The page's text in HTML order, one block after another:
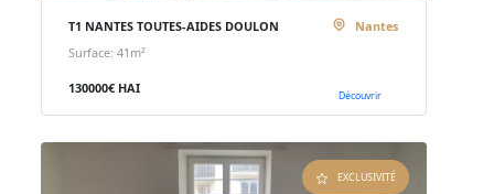
T1 NANTES TOUTES-AIDES DOULON
Nantes
Surface: 41m²
130000€ HAI Découvrir
EXCLUSIVITÉ